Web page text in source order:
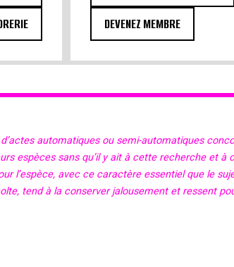
DEVENEZ MEMBRE
automatiques ou semi-automatiques
espèces sans qu’il y ait à cette recherche et à
l’espèce, avec ce caractère essentiel que le
tend à la conserver jalousement et ressent